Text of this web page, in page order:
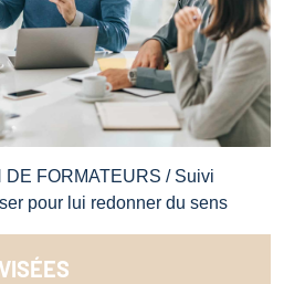
DE FORMATEURS / Suivi
pour lui redonner du sens